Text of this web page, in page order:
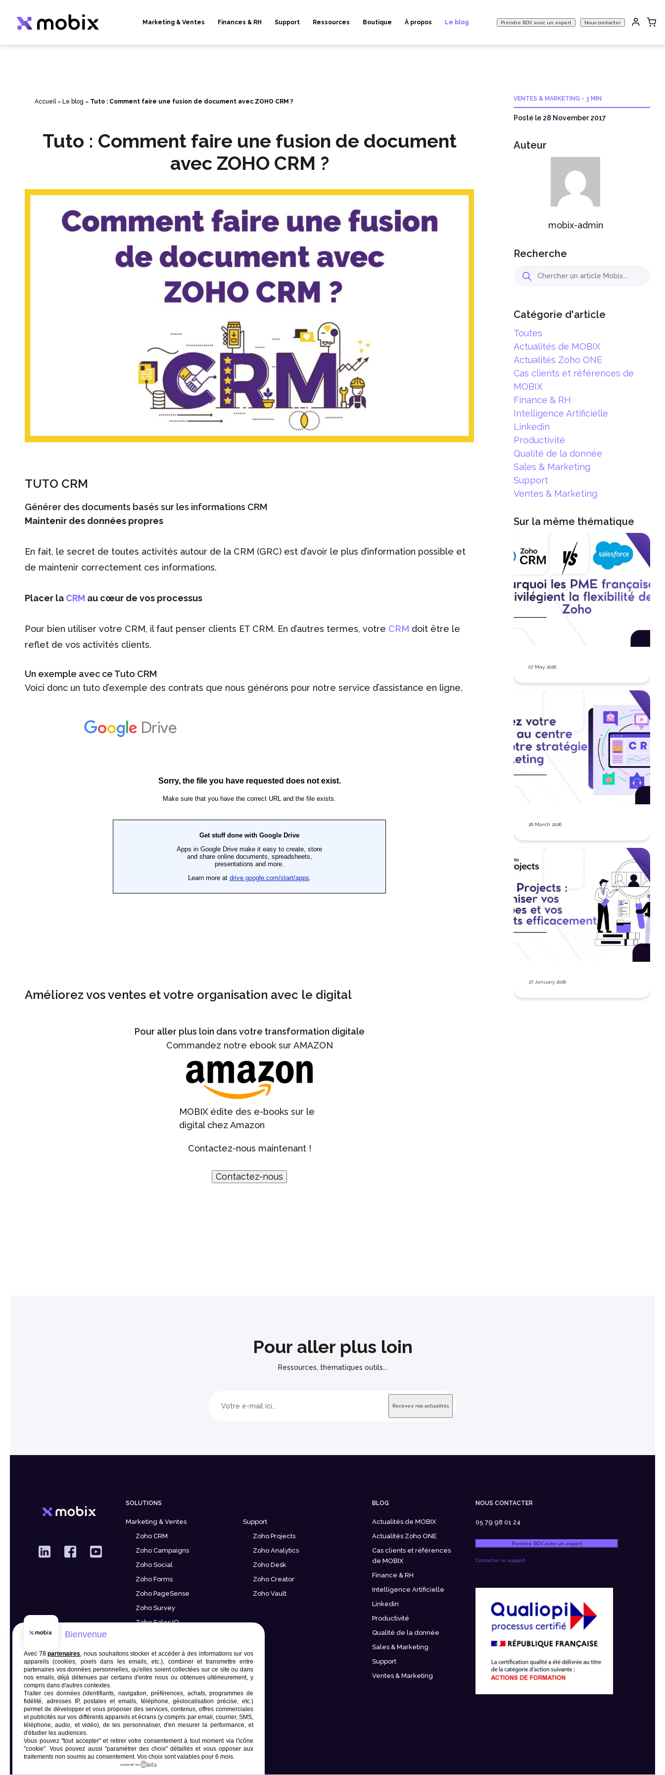
contenu
Marketing & Ventes Finances & RH Support Ressources Boutique À propos Le blog Prendre RDV avec un expert Nous contacter
Accueil» Le blog » Tuto : Comment faire une fusion de document avec ZOHO CRM ?
Tuto : Comment faire une fusion de document
avec ZOHO CRM ?
TUTO CRM
Générer des documents basés sur les informations CRM
Maintenir des données propres
En fait, le secret de toutes activités autour de la CRM (GRC) est d’avoir le plus d’information possible et
de maintenir correctement ces informations.
Placer la CRM au cœur de vos processus
Pour bien utiliser votre CRM, il faut penser clients ET CRM. En d’autres termes, votre CRM doit être le
reflet de vos activités clients.
Un exemple avec ce Tuto CRM
Voici donc un tuto d’exemple des contrats que nous générons pour notre service d’assistance en ligne.
Améliorez vos ventes et votre organisation avec le digital
Pour aller plus loin dans votre transformation digitale
Commandez notre ebook sur AMAZON
MOBIX édite des e-books sur le
digital chez Amazon
Contactez-nous maintenant !
Contactez-nous
VENTES & MARKETING - 3 MIN
Posté le 28 November 2017
Auteur
mobix-admin
Recherche
Catégorie d'article
Toutes
Actualités de MOBIX
Actualités Zoho ONE
Cas clients et références de
MOBIX
Finance & RH
Intelligence Artificielle
Linkedin
Productivité
Qualité de la donnée
Sales & Marketing
Support
Ventes & Marketing
Sur la même thématique
07 May 2026
26 March 2026
27 January 2026
Pour aller plus loin
Ressources, thématiques outils...
SOLUTIONS
Marketing & Ventes
Zoho CRM
Zoho Campaigns
Zoho Social
Zoho Forms
Zoho PageSense
Zoho Survey
Zoho Sales IQ
Finances & RH
Zoho People
Zoho Recruit
Zoho Books
Zoho Inventory
Zoho Billing
Support
Zoho Projects
Zoho Analytics
Zoho Desk
Zoho Creator
Zoho Vault
BLOG
Actualités de MOBIX
Actualités Zoho ONE
Cas clients et références
de MOBIX
Finance & RH
Intelligence Artificielle
Linkedin
Productivité
Qualité de la donnée
Sales & Marketing
Support
Ventes & Marketing
Prendre RDV avec un expert
Contacter le support
NOUS CONTACTER
05 79 98 01 24
Bienvenue
Avec 78partenaires, nous souhaitons stocker et accéder à des informations sur vos
appareils (cookies, pixels dans les emails, etc.), combiner et transmettre entre
partenaires vos données personnelles, qu'elles soient collectées sur ce site ou dans
nos emails, déjà détenues par certains d'entre nous ou obtenues ultérieurement, y
compris dans d'autres contextes.
Traiter ces données (identifiants, navigation, préférences, achats, programmes de
fidélité, adresses IP, postales et emails, téléphone, géolocalisation précise, etc.)
permet de développer et vous proposer des services, contenus, offres commerciales
et publicités sur vos différents appareils et écrans (y compris par email, courrier, SMS,
téléphone, audio, et vidéo), de les personnaliser, d'en mesurer la performance, et
d'étudier les audiences.
Vous pouvez "tout accepter" et retirer votre consentement à tout moment via l'icône
"cookie". Vous pouvez aussi "paramétrer des choix" détaillés et vous opposer aux
traitements non soumis au consentement. Vos choix sont valables pour 6 mois.
powered by